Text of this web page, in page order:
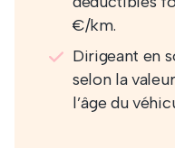
€/km.
Dirigeant en
selon la
l’âge du